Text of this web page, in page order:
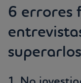
6 errores
superarlos